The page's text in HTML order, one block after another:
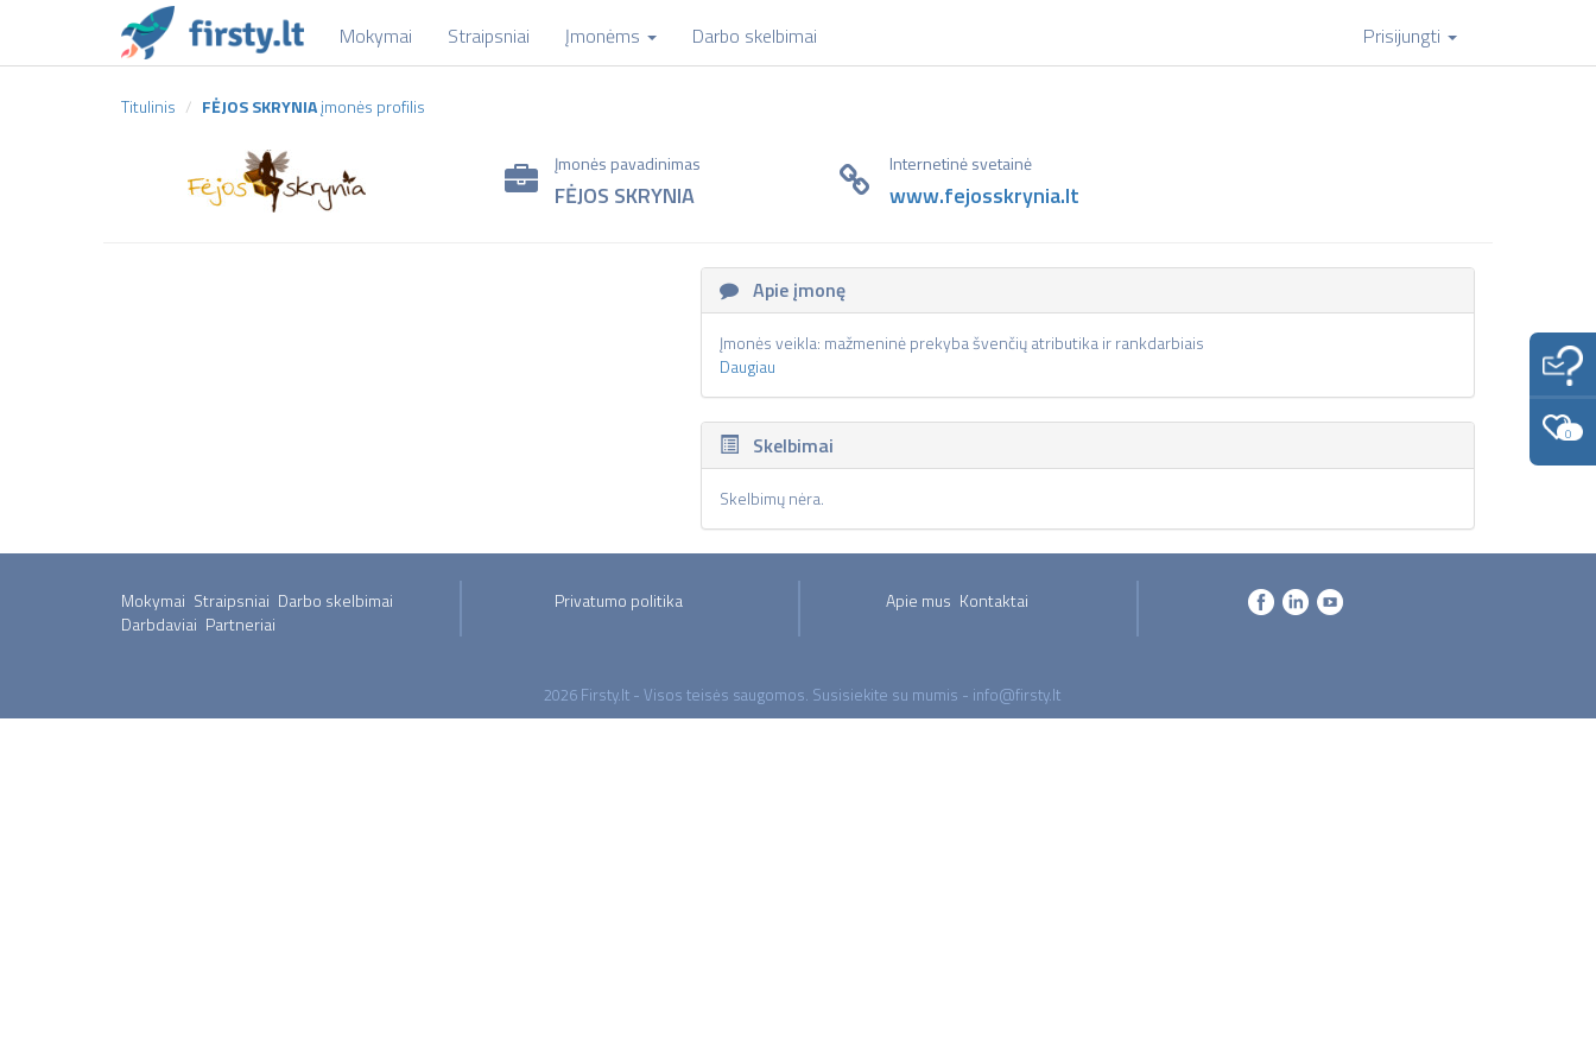
Mokymai Straipsniai Įmonėms Darbo skelbimai Prisijungti
Titulinis FĖJOS SKRYNIAįmonės profilis
Įmonės pavadinimas
FĖJOS SKRYNIA
Internetinė svetainė
www.fejosskrynia.lt
Apie įmonę
Įmonės veikla: mažmeninė prekyba švenčių atributika ir rankdarbiais
Daugiau
Skelbimai
Skelbimų nėra.
0
Mokymai Straipsniai Darbo skelbimai
Darbdaviai Partneriai
Privatumo politika Apie mus Kontaktai
2026 Firsty.lt - Visos teisės saugomos. Susisiekite su mumis - info@firsty.lt